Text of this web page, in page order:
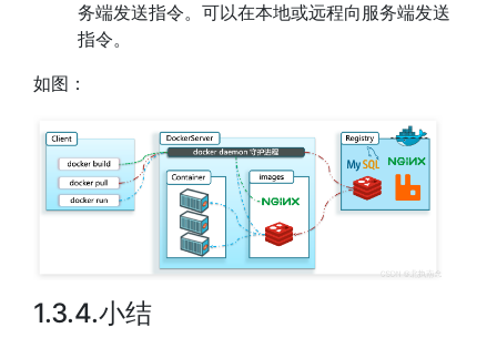
务端发送指令。可以在本地或远程向服务端发送
指令。
如图：
1.3.4.小结